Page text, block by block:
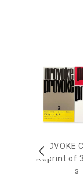
PROVOKE
Reprint of
s